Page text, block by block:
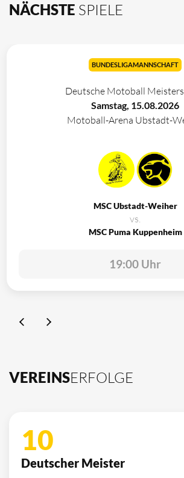
NÄCHSTE SPIELE
BUNDESLIGAMANNSCHAFT
Deutsche Motoball
Samstag, 15.08.2026
Motoball-Arena Ubstadt-
MSC Ubstadt-Weiher
vs.
MSC Puma Kuppenheim
19:00 Uhr
VEREINSERFOLGE